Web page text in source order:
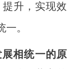
升，实现效
。
相统一的原